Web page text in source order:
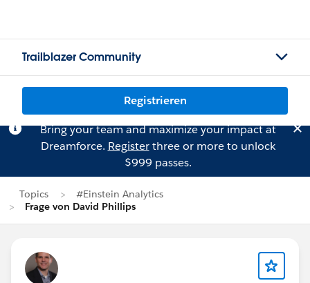
Trailblazer Community
Registrieren
Bring your team and maximize your impact at
Dreamforce. Registerthree or more to unlock
$999 passes.
Topics
#Einstein Analytics
Frage von David Phillips